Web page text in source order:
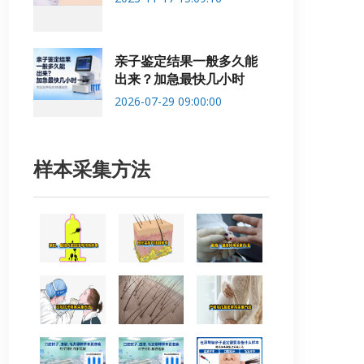
亲子鉴定结果一般多久能
出来？加急最快几小时
2026-07-29 09:00:00
样本采集方法